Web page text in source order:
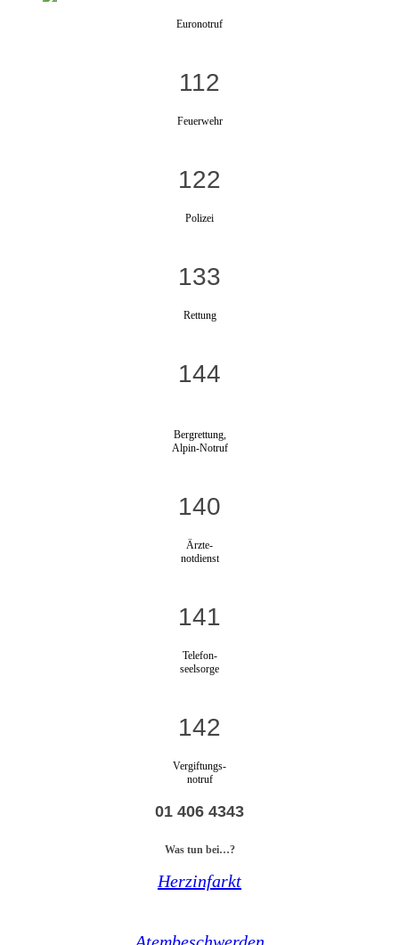
Euronotruf
112
Feuerwehr
122
Polizei
133
Rettung
144
Bergrettung,
Alpin-Notruf
140
Ärzte-
notdienst
141
Telefon-
seelsorge
142
Vergiftungs-
notruf
01 406 4343
Was tun bei…?
Herzinfarkt